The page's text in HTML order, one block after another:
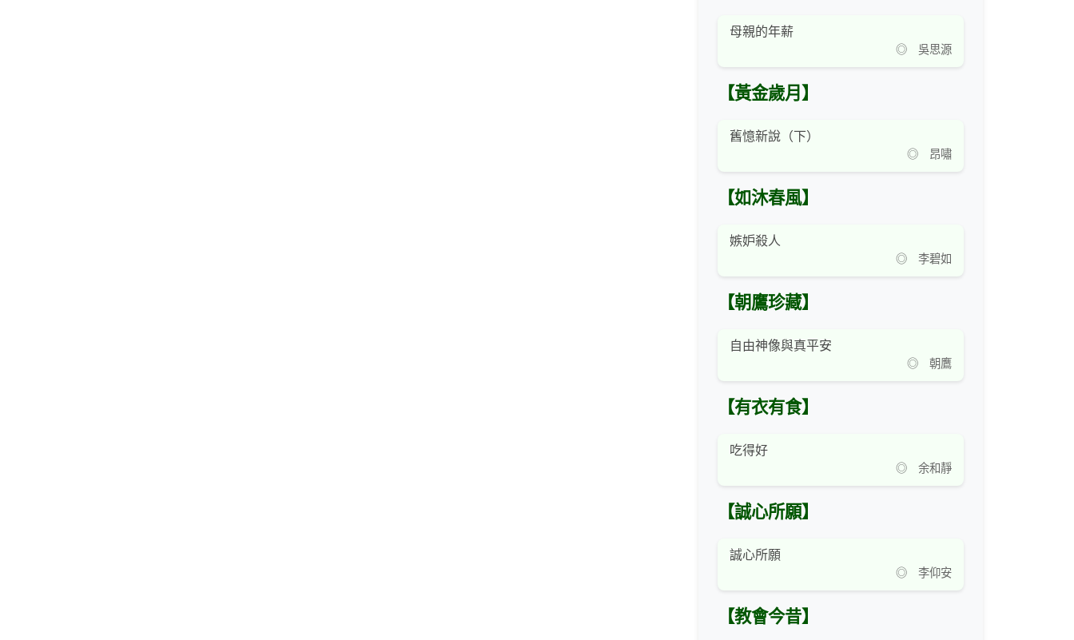
母親的年薪
◎ 吳思源
【黃金歲月】
舊憶新說（下）
◎ 昂嘯
【如沐春風】
嫉妒殺人
◎ 李碧如
【朝鷹珍藏】
自由神像與真平安
◎ 朝鷹
【有衣有食】
吃得好
◎ 余和靜
【誠心所願】
誠心所願
◎ 李仰安
【教會今昔】